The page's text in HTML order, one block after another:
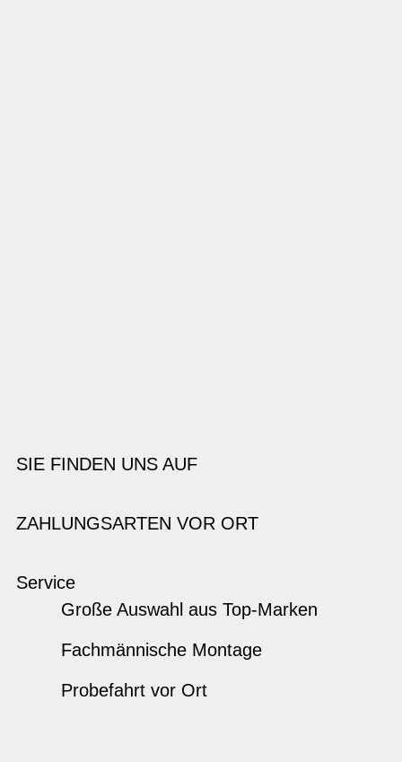
SIE FINDEN UNS AUF
ZAHLUNGSARTEN VOR ORT
Service
Große Auswahl aus Top-Marken
Fachmännische Montage
Probefahrt vor Ort